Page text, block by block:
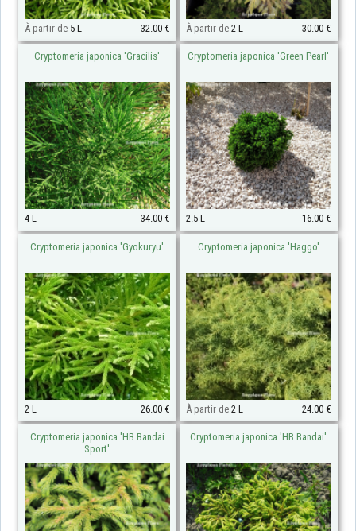
À partir de 5 L 32.00 € À partir de2 L 30.00 €
Cryptomeria japonica 'Gracilis'
4 L 34.00 €
Cryptomeria japonica 'Green Pearl'
2.5 L 16.00 €
Cryptomeria japonica 'Gyokuryu'
2 L 26.00 €
Cryptomeria japonica 'Haggo'
À partir de2 L 24.00 €
Cryptomeria japonica 'HB Bandai
Sport'
Cryptomeria japonica 'HB Bandai'